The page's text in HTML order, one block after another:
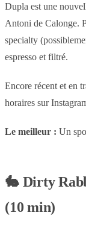
Dupla est une
Antoni de Calonge.
specialty
espresso et filtré.
Encore récent et en
horaires sur
Le meilleur : Un
🐇Dirty
(10 min)